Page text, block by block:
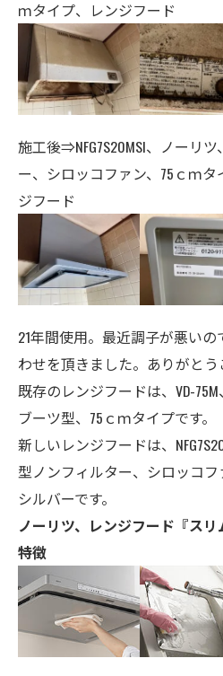
ｍタイプ、レンジフード
施工後⇒NFG7S20MSI、ノーリ
ー、シロッコファン、75ｃｍ
ジフード
21年間使用。最近調子が悪い
わせを頂きました。ありがとう
既存のレンジフードは、VD-
ブーツ型、75ｃｍタイプです。
新しいレンジフードは、
型ノンフィルター、シロッコ
シルバーです。
ノーリツ、レンジフード『ス
特徴